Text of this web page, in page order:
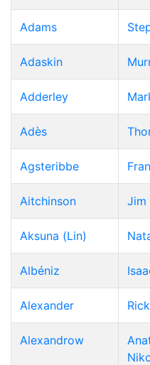
Adams
Adaskin
Adderley
Adès
Agsteribbe
Aitchinson Jim
Aksuna (Lin)
Albéniz
Alexander Rick
Alexandrow